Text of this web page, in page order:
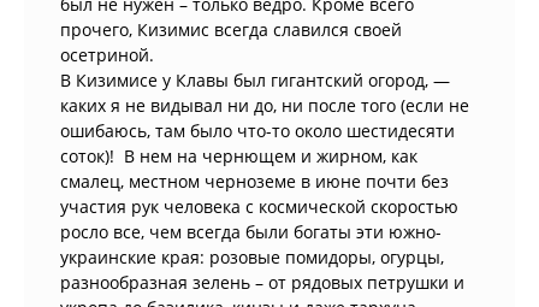
прочего, Кизимис всегда славился своей
осетриной.
В Кизимисе у Клавы был гигантский огород, —
каких я не видывал ни до, ни после того (если не
ошибаюсь, там было что-то около шестидесяти
соток)! В нем на чернющем и жирном, как
смалец, местном черноземе в июне почти без
участия рук человека с космической скоростью
росло все, чем всегда были богаты эти южно-
украинские края: розовые помидоры, огурцы,
разнообразная зелень – от рядовых петрушки и